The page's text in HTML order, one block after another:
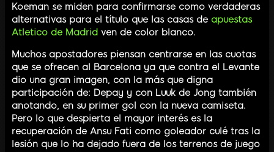
Koeman se miden para confirmarse como verdaderas
alternativas para el título que las casas de apuestas
Atletico de Madrid ven de color blanco.
Muchos apostadores piensan centrarse en las cuotas
que se ofrecen al Barcelona ya que contra el Levante
dio una gran imagen, con la más que digna
participación de: Depay y con Luuk de Jong también
anotando, en su primer gol con la nueva camiseta.
Pero lo que despierta el mayor interés es la
recuperación de Ansu Fati como goleador culé tras la
lesión que lo ha dejado fuera de los terrenos de juego